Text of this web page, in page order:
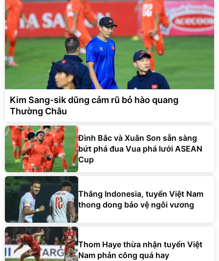
Kim Sang-sik dũng cảm rũ bỏ hào quang
Thường Châu
Đình Bắc và Xuân Son sẵn sàng
bứt phá đua Vua phá lưới ASEAN
Cup
Thắng Indonesia, tuyển Việt Nam
thong dong bảo vệ ngôi vương
Thom Haye thừa nhận tuyển Việt
Nam phản công quá hay